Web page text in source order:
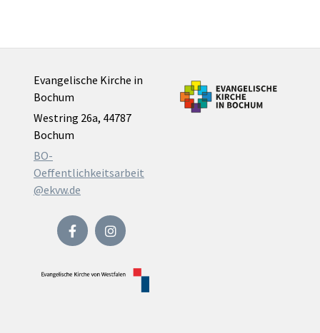
Evangelische Kirche in
Bochum
Westring 26a, 44787
Bochum
BO-
Oeffentlichkeitsarbeit
@ekvw.de